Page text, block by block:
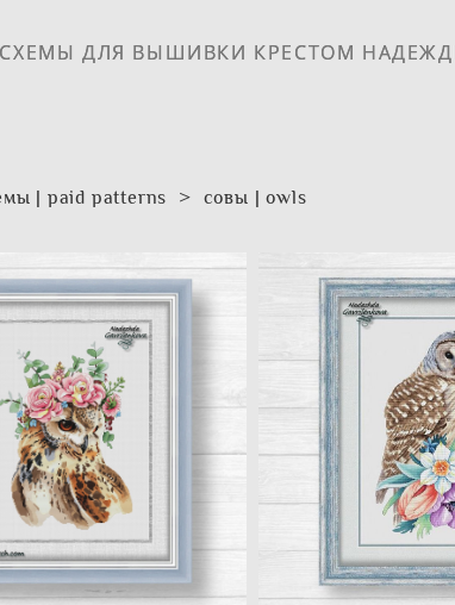
ДЛЯ ВЫШИВКИ КРЕСТОМ
ДЛЯ ВЫШИВКИ КРЕСТОМ
| paid patterns > совы | owls